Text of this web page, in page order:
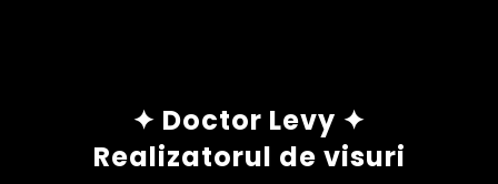
✦ Doctor Levy ✦
Realizatorul de visuri